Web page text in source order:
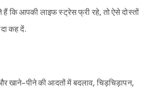
कि आपकी लाइफ स्ट्रेस फ्री रहे, तो ऐसे दोस्तों
कह दें.
खाने-पीने की आदतों में बदलाव, चिड़चिड़ापन,